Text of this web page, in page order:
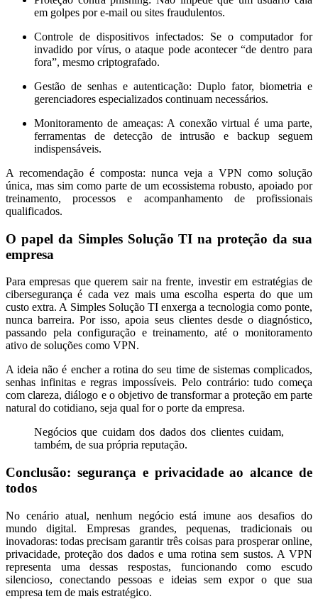
em golpes por e-mail ou sites fraudulentos.
Controle de dispositivos infectados: Se o computador for
invadido por vírus, o ataque pode acontecer “de dentro para
fora”, mesmo criptografado.
Gestão de senhas e autenticação: Duplo fator, biometria e
gerenciadores especializados continuam necessários.
Monitoramento de ameaças: A conexão virtual é uma parte,
ferramentas de detecção de intrusão e backup seguem
indispensáveis.
A recomendação é composta: nunca veja a VPN como solução
única, mas sim como parte de um ecossistema robusto, apoiado por
treinamento, processos e acompanhamento de profissionais
qualificados.
O papel da Simples Solução TI na proteção da sua
empresa
Para empresas que querem sair na frente, investir em estratégias de
cibersegurança é cada vez mais uma escolha esperta do que um
custo extra. A Simples Solução TI enxerga a tecnologia como ponte,
nunca barreira. Por isso, apoia seus clientes desde o diagnóstico,
passando pela configuração e treinamento, até o monitoramento
ativo de soluções como VPN.
A ideia não é encher a rotina do seu time de sistemas complicados,
senhas infinitas e regras impossíveis. Pelo contrário: tudo começa
com clareza, diálogo e o objetivo de transformar a proteção em parte
natural do cotidiano, seja qual for o porte da empresa.
Negócios que cuidam dos dados dos clientes cuidam,
também, de sua própria reputação.
Conclusão: segurança e privacidade ao alcance de
todos
No cenário atual, nenhum negócio está imune aos desafios do
mundo digital. Empresas grandes, pequenas, tradicionais ou
inovadoras: todas precisam garantir três coisas para prosperar online,
privacidade, proteção dos dados e uma rotina sem sustos. A VPN
representa uma dessas respostas, funcionando como escudo
silencioso, conectando pessoas e ideias sem expor o que sua
empresa tem de mais estratégico.